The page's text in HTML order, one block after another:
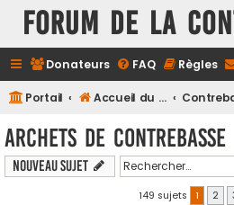
FORUM DE LA
Donateurs FAQ Règles
Portail Accueil du forum
Archets de Contrebasse
Nouveau sujet
149 sujets 1 2